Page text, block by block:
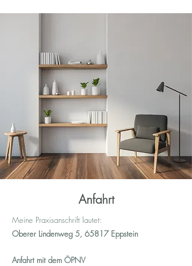
Anfahrt
Meine Praxisanschrift lautet:
Oberer Lindenweg 5, 65817 Eppstein
Anfahrt mit dem ÖPNV